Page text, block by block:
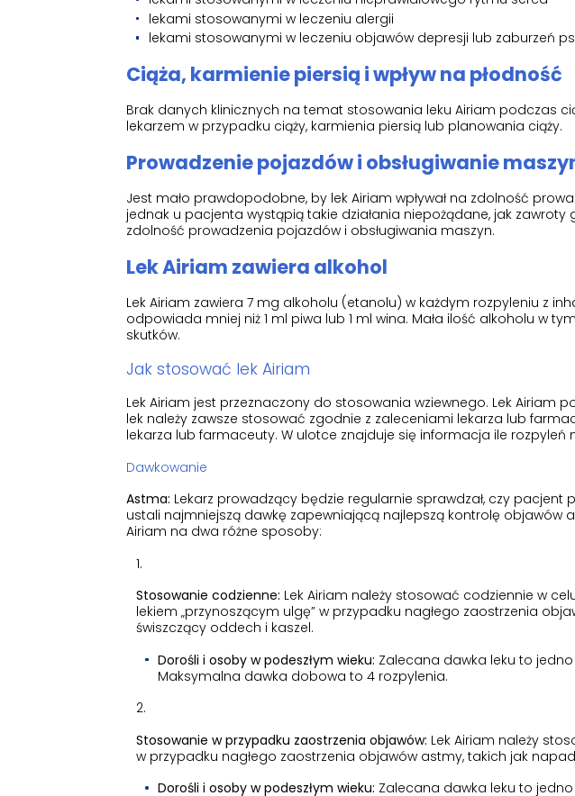
lekami stosowanymi w leczeniu alergii
lekami stosowanymi w leczeniu objawów depresji lub zaburzeń
Ciąża, karmienie piersią i wpływ na płodność
Brak danych klinicznych na temat stosowania leku Airiam podczas
lekarzem w przypadku ciąży, karmienia piersią lub planowania ciąży.
Prowadzenie pojazdów i obsługiwanie
Jest mało prawdopodobne, by lek Airiam wpływał na zdolność
jednak u pacjenta wystąpią takie działania niepożądane, jak zawroty
zdolność prowadzenia pojazdów i obsługiwania maszyn.
Lek Airiam zawiera alkohol
Lek Airiam zawiera 7 mg alkoholu (etanolu) w każdym rozpyleniu z
odpowiada mniej niż 1 ml piwa lub 1 ml wina. Mała ilość alkoholu w
skutków.
Jak stosować lek Airiam
Lek Airiam jest przeznaczony do stosowania wziewnego. Lek Airiam
lek należy zawsze stosować zgodnie z zaleceniami lekarza lub
lekarza lub farmaceuty. W ulotce znajduje się informacja ile rozpyleń
Dawkowanie
Astma: Lekarz prowadzący będzie regularnie sprawdzał, czy pacjent
ustali najmniejszą dawkę zapewniającą najlepszą kontrolę objawów
Airiam na dwa różne sposoby:
Stosowanie codzienne: Lek Airiam należy stosować codziennie w
lekiem „przynoszącym ulgę” w przypadku nagłego zaostrzenia
świszczący oddech i kaszel.
Dorośli i osoby w podeszłym wieku: Zalecana dawka leku to
Maksymalna dawka dobowa to 4 rozpylenia.
Stosowanie w przypadku zaostrzenia objawów: Lek Airiam należy
w przypadku nagłego zaostrzenia objawów astmy, takich jak
Dorośli i osoby w podeszłym wieku: Zalecana dawka leku to